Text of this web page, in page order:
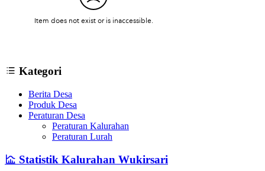
Kategori
Berita Desa
Produk Desa
Peraturan Desa
Peraturan Kalurahan
Peraturan Lurah
Statistik Kalurahan Wukirsari